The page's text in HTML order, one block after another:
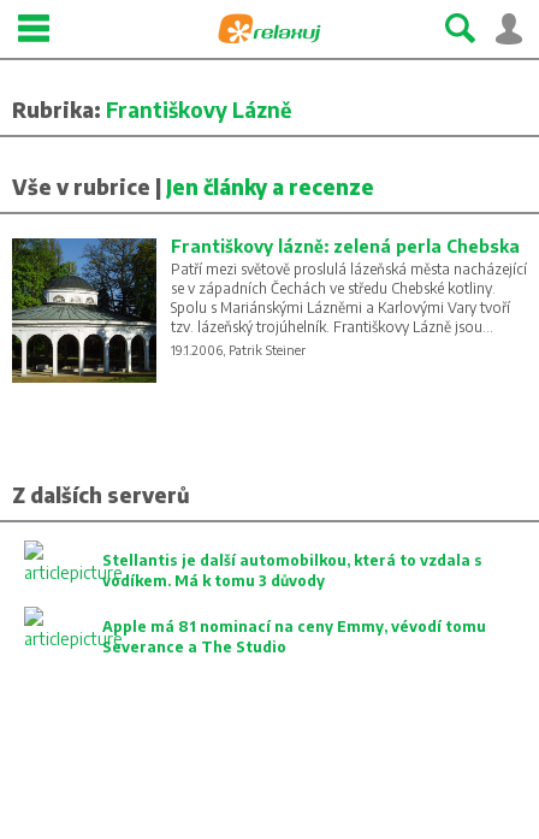
Rubrika: Františkovy Lázně
Vše v rubrice | Jen články a recenze
Františkovy lázně: zelená perla Chebska
Patří mezi světově proslulá lázeňská města nacházející
se v západních Čechách ve středu Chebské kotliny.
Spolu s Mariánskými Lázněmi a Karlovými Vary tvoří
tzv. lázeňský trojúhelník. Františkovy Lázně jsou
nejmenší a nejpůvabnější se slavnou lázeňskou tradicí.
19.1.2006, Patrik Steiner
Z dalších serverů
Stellantis je další automobilkou, která to vzdala s
vodíkem. Má k tomu 3 důvody
Apple má 81 nominací na ceny Emmy, vévodí tomu
Severance a The Studio